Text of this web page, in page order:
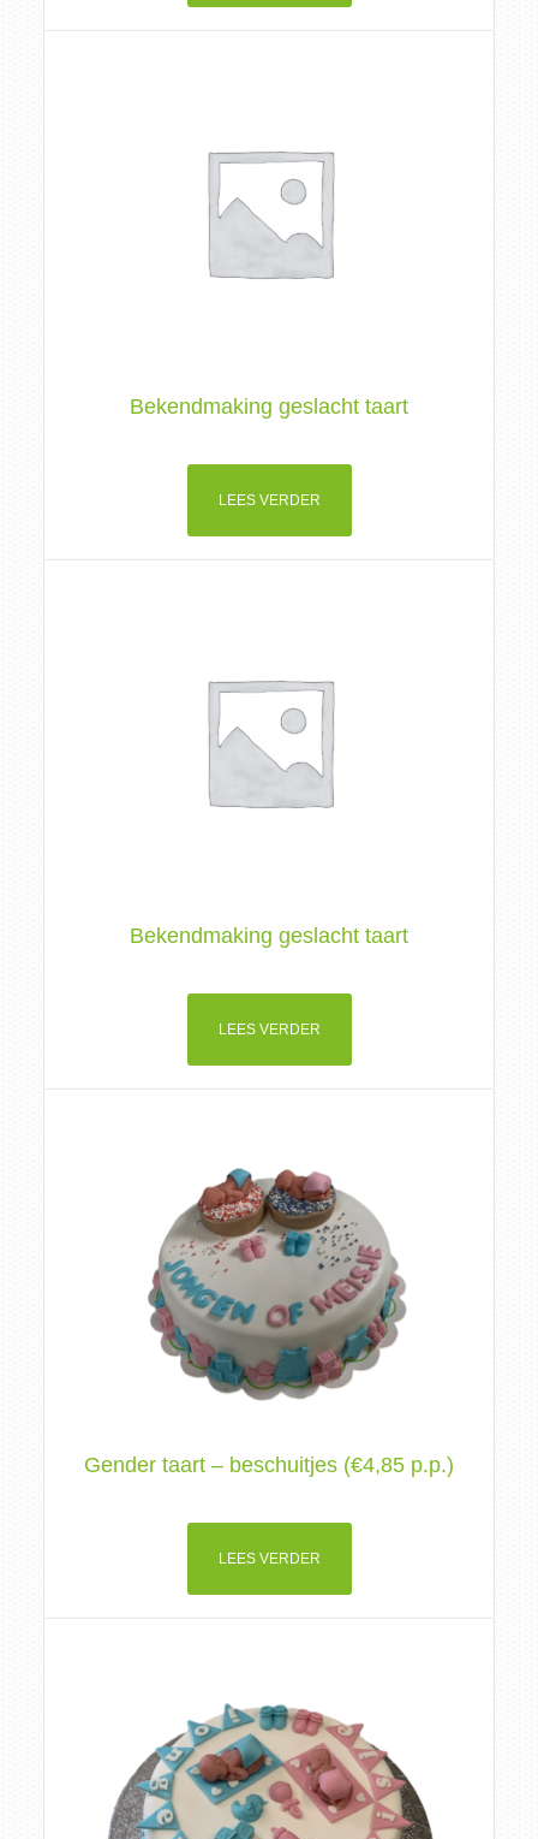
Bekendmaking geslacht taart
LEES VERDER
Bekendmaking geslacht taart
LEES VERDER
Gender taart – beschuitjes (€4,85 p.p.)
LEES VERDER